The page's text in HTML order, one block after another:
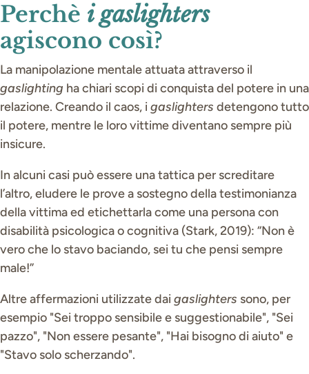
Perchè i gaslighters
agiscono così?
La manipolazione mentale attuata attraverso il
gaslighting ha chiari scopi di conquista del potere in una
relazione. Creando il caos, i gaslighters detengono tutto
il potere, mentre le loro vittime diventano sempre più
insicure.
In alcuni casi può essere una tattica per screditare
l’altro, eludere le prove a sostegno della testimonianza
della vittima ed etichettarla come una persona con
disabilità psicologica o cognitiva (Stark, 2019): “Non è
vero che lo stavo baciando, sei tu che pensi sempre
male!”
Altre affermazioni utilizzate dai gaslighters sono, per
esempio "Sei troppo sensibile e suggestionabile", "Sei
pazzo", "Non essere pesante", "Hai bisogno di aiuto" e
"Stavo solo scherzando".